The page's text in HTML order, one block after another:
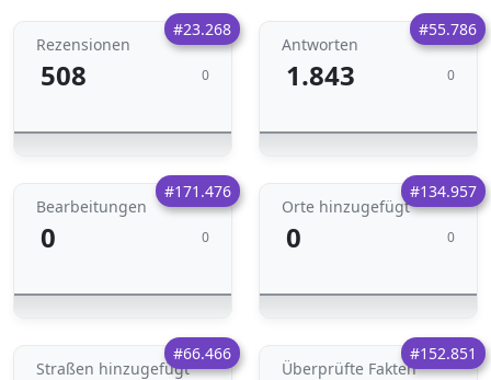
#23.268
Rezensionen
508 0
#55.786
Antworten
1.843 0
#171.476
Bearbeitungen
0 0
#134.957
Orte hinzugefügt
0 0
#66.466
Straßen hinzugefügt
#152.851
Überprüfte Fakten